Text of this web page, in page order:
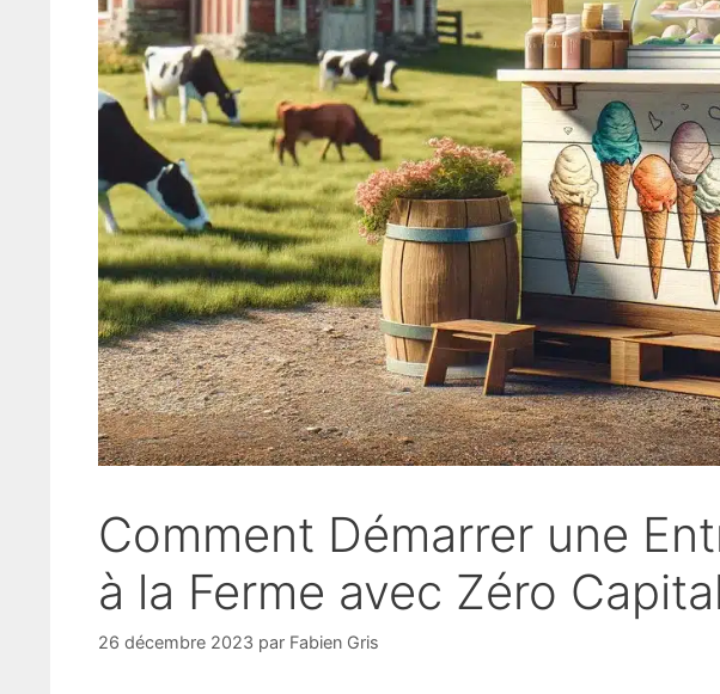
Comment Démarrer une
à la Ferme avec Zéro
26 décembre 2023 par Fabien Gris